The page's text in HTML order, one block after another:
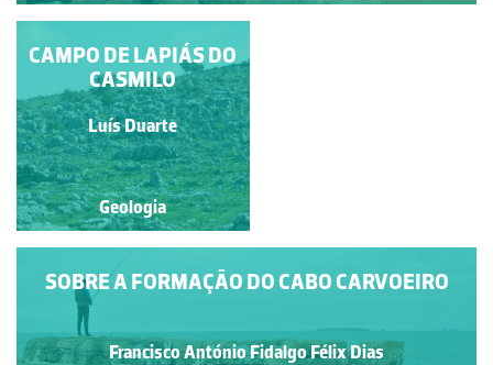
ASPETO DO LAPIÁS
JUNTO AO FREI
RODRIGO
Francisco António Fidalgo
Félix Dias
Geologia
SOBRE A FORMAÇÃO DO CABO CARVOEIRO
Francisco António Fidalgo Félix Dias
CAMPO DE LAPIÁS DO
CASMILO
Luís Duarte
Geologia